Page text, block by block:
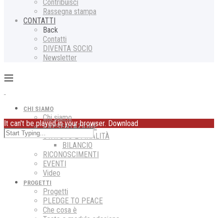
Contribuisci
Rassegna stampa
CONTATTI
Back
Contatti
DIVENTA SOCIO
Newsletter
CHI SIAMO
Chi siamo
PRESENTAZIONE
STATUTO E FINALITÀ
BILANCIO
RICONOSCIMENTI
EVENTI
Video
PROGETTI
Progetti
PLEDGE TO PEACE
Che cosa è
It can't be played in your browser. Download